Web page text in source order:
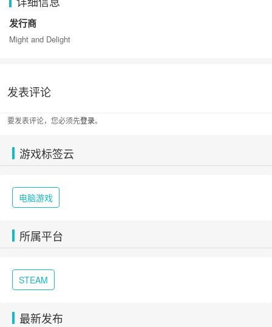
发行商
Might and Delight
发表评论
要发表评论，您必须先登录。
游戏标签云
电脑游戏
所属平台
STEAM
最新发布